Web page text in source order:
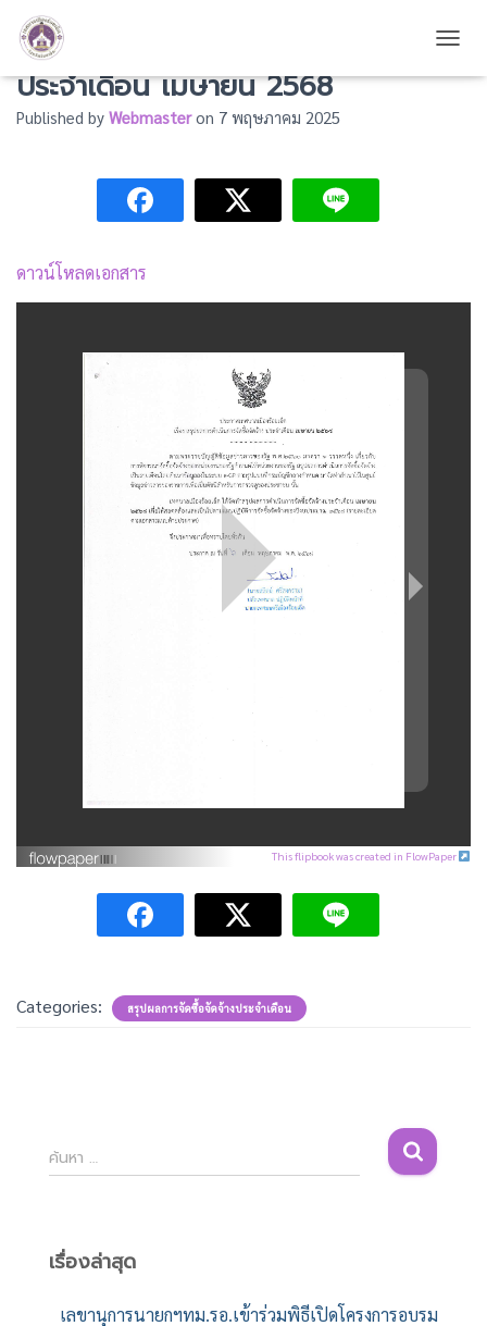
สรุปผลการดำเนินการจัดซื้อจัดจ้าง
ประจำเดือน เมษายน 2568
Published by Webmasteron 7 พฤษภาคม 2025
ดาวน์โหลดเอกสาร
This flipbook was created in FlowPaper
Categories: สรุปผลการจัดซื้อจัดจ้างประจำเดือน
ค้
น
สำ
ค้นหา …
เรื่องล่าสุด
เลขานุการนายกฯทม.รอ.เข้าร่วมพิธีเปิดโครงการอบรม